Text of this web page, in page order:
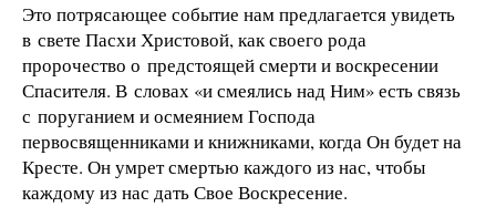
Это потрясающее событие нам предлагается увидеть
в свете Пасхи Христовой, как своего рода
пророчество о предстоящей смерти и воскресении
Спасителя. В словах «и смеялись над Ним» есть связь
с поруганием и осмеянием Господа
первосвященниками и книжниками, когда Он будет на
Кресте. Он умрет смертью каждого из нас, чтобы
каждому из нас дать Свое Воскресение.